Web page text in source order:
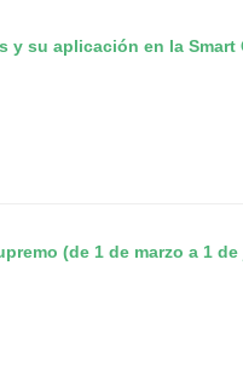
y su aplicación en la Smart
(de 1 de marzo a 1